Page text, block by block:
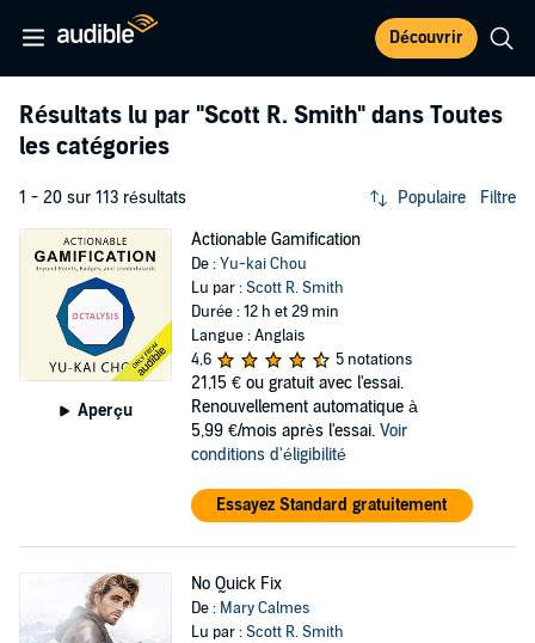
Découvrir
Résultats lu par "Scott R. Smith" dans Toutes
les catégories
1 - 20 sur 113 résultats Populaire Filtre
Aperçu
Actionable Gamification
De :Yu-kai Chou
Lu par :Scott R. Smith
Durée : 12 h et 29 min
Langue : Anglais
4,6
5 notations
21,15 € ou gratuit avec l'essai.
Renouvellement automatique à
5,99 €/mois après l'essai. Voir
conditions d'éligibilité
Essayez Standard gratuitement
No Quick Fix
De : Mary Calmes
Lu par :Scott R. Smith